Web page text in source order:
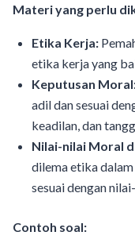
Materi yang perlu
Etika Kerja:
etika kerja yang
Keputusan
adil dan sesuai
keadilan, dan
Nilai-nilai Moral
dilema etika
sesuai dengan
Contoh soal: